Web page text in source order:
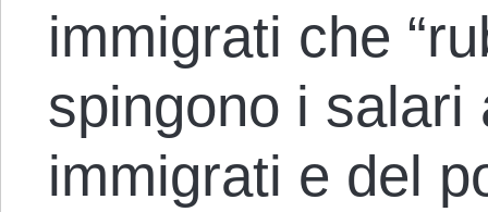
immigrati che
spingono i salari
immigrati e del